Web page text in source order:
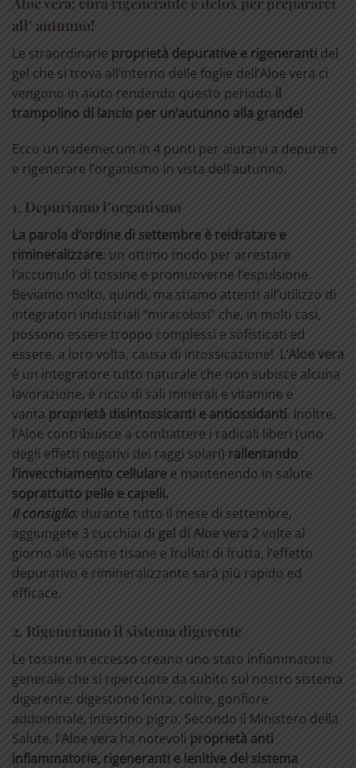
all’ autunno!
Le straordinarie proprietà depurative e rigeneranti del
gel che si trova all’interno delle foglie dell’Aloe vera ci
vengono in aiuto rendendo questo periodo il
trampolino di lancio per un’autunno alla grande!
Ecco un vademecum in 4 punti per aiutarvi a depurare
e rigenerare l’organismo in vista dell’autunno.
1. Depuriamo l’organismo
La parola d’ordine di settembre è reidratare e
rimineralizzare: un ottimo modo per arrestare
l’accumulo di tossine e promuoverne l’espulsione.
Beviamo molto, quindi, ma stiamo attenti all’utilizzo di
integratori industriali “miracolosi” che, in molti casi,
possono essere troppo complessi e sofisticati ed
essere, a loro volta, causa di intossicazione! L’Aloe vera
è un integratore tutto naturale che non subisce alcuna
lavorazione, è ricco di sali minerali e vitamine e
vanta proprietà disintossicanti e antiossidanti. Inoltre,
l’Aloe contribuisce a combattere i radicali liberi (uno
degli effetti negativi dei raggi solari) rallentando
l’invecchiamento cellulare e mantenendo in salute
soprattutto pelle e capelli.
Il consiglio: durante tutto il mese di settembre,
aggiungete 3 cucchiai di gel di Aloe vera 2 volte al
giorno alle vostre tisane e frullati di frutta, l’effetto
depurativo e rimineralizzante sarà più rapido ed
efficace.
2. Rigeneriamo il sistema digerente
Le tossine in eccesso creano uno stato infiammatorio
generale che si ripercuote da subito sul nostro sistema
digerente: digestione lenta, colite, gonfiore
addominale, intestino pigro. Secondo il Ministero della
Salute, l’Aloe vera ha notevoli proprietà anti
infiammatorie, rigeneranti e lenitive del sistema